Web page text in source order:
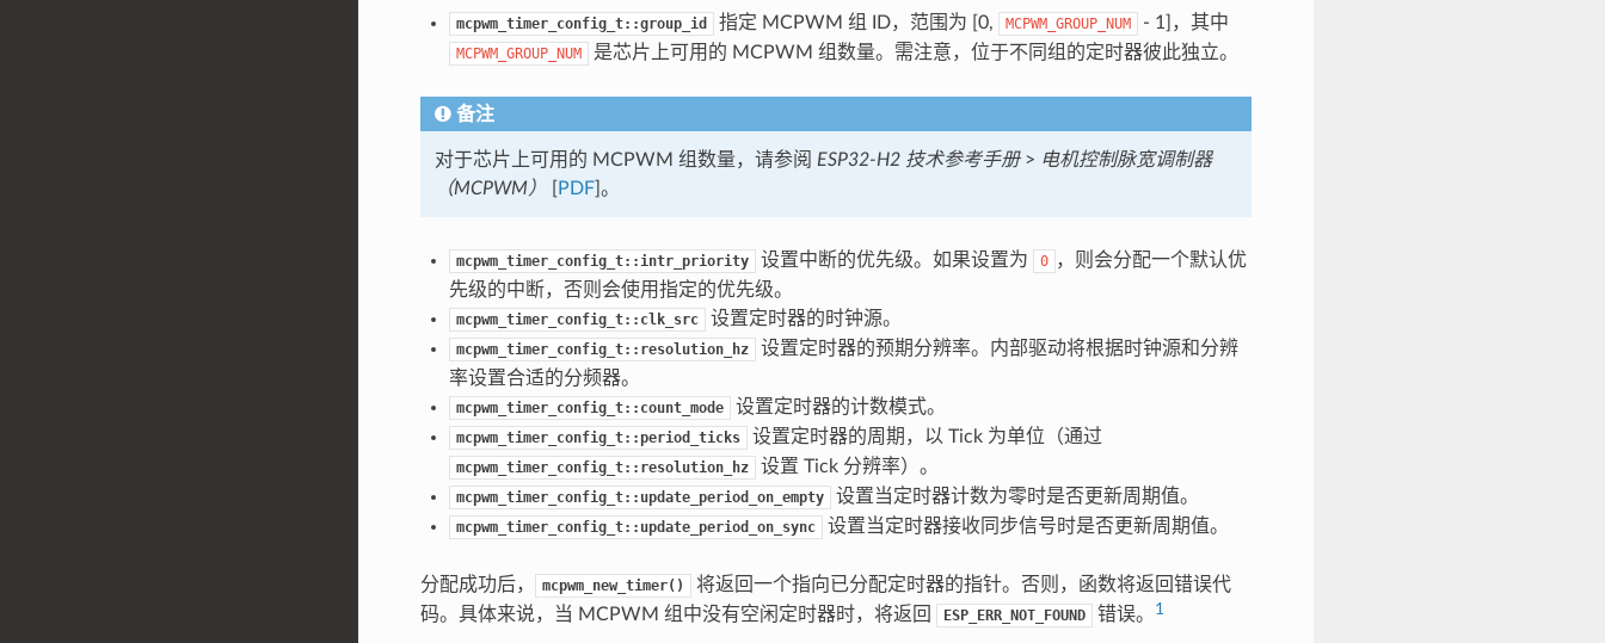
mcpwm_timer_config_t::group_id 指定 MCPWM 组 ID，范围为 [0, MCPWM_GROUP_NUM - 1]，其中
MCPWM_GROUP_NUM 是芯片上可用的 MCPWM 组数量。需注意，位于不同组的定时器彼此独立。
备注
对于芯片上可用的 MCPWM 组数量，请参阅 ESP32-H2 技术参考手册> 电机控制脉宽调制器
（MCPWM）
PDF]。
mcpwm_timer_config_t::intr_priority 设置中断的优先级。如果设置为 0 ，则会分配一个默认优
先级的中断，否则会使用指定的优先级。
mcpwm_timer_config_t::clk_src 设置定时器的时钟源。
mcpwm_timer_config_t::resolution_hz
设置定时器的预期分辨率。内部驱动将根据时钟源和分辨
率设置合适的分频器。
mcpwm_timer_config_t::count_mode 设置定时器的计数模式。
mcpwm_timer_config_t::period_ticks 设置定时器的周期，以 Tick 为单位（通过
mcpwm_timer_config_t::resolution_hz 设置 Tick 分辨率）。
mcpwm_timer_config_t::update_period_on_empty 设置当定时器计数为零时是否更新周期值。
mcpwm_timer_config_t::update_period_on_sync 设置当定时器接收同步信号时是否更新周期值。
分配成功后， mcpwm_new_timer()
将返回一个指向已分配定时器的指针。否则，函数将返回错误代
码。具体来说，当 MCPWM 组中没有空闲定时器时，将返回
ESP_ERR_NOT_FOUND 错误。 1